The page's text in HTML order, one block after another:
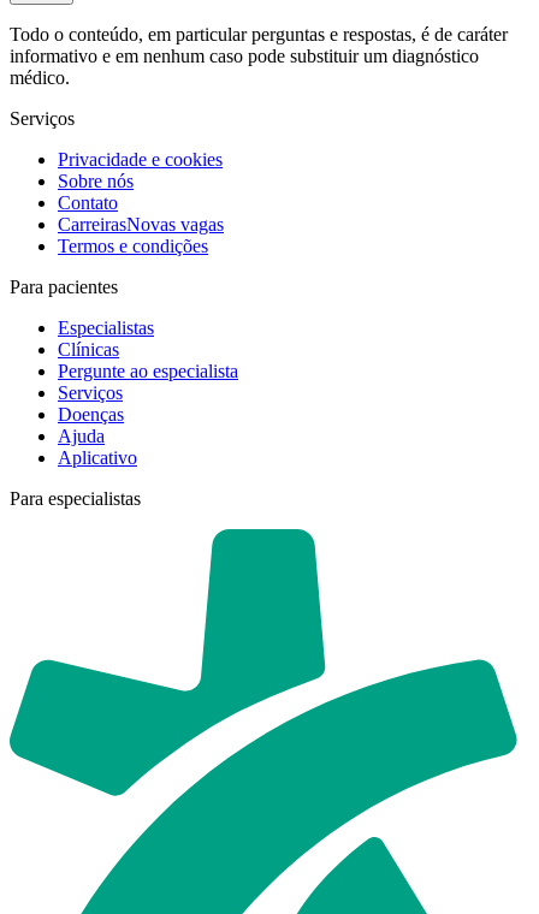
Todo o conteúdo, em particular perguntas e respostas, é de caráter
informativo e em nenhum caso pode substituir um diagnóstico
médico.
Serviços
Privacidade e cookies
Sobre nós
Contato
CarreirasNovas vagas
Termos e condições
Para pacientes
Especialistas
Clínicas
Pergunte ao especialista
Serviços
Doenças
Ajuda
Aplicativo
Para especialistas